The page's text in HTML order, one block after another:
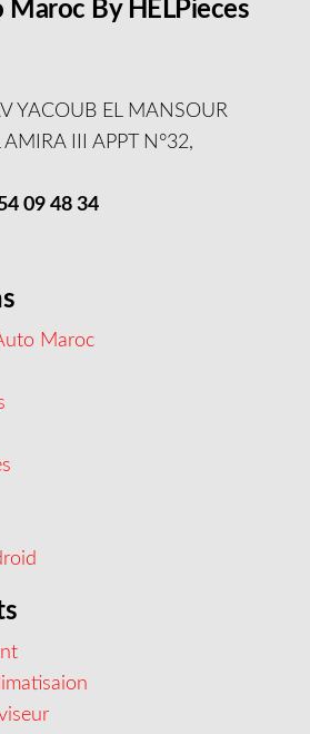
Maroc By HELPieces
YACOUB EL MANSOUR
AMIRA III APPT N°32,
09 48 34
Maroc